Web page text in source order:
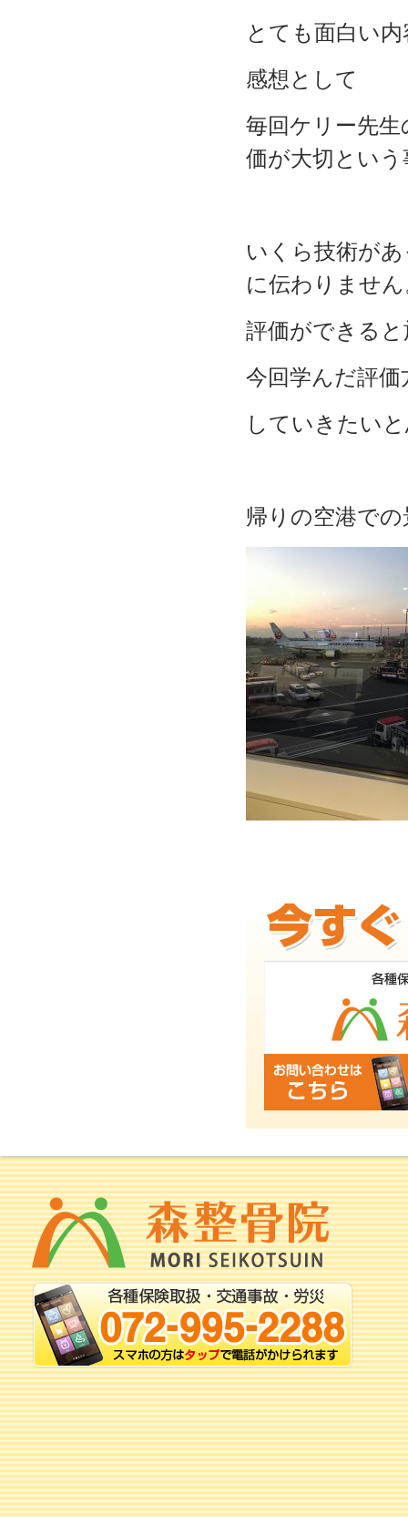
とても面白い
感想として
毎回ケリー先
価が大切とい
いくら技術が
に伝わりませ
評価ができる
今回学んだ評
していきたい
帰りの空港で